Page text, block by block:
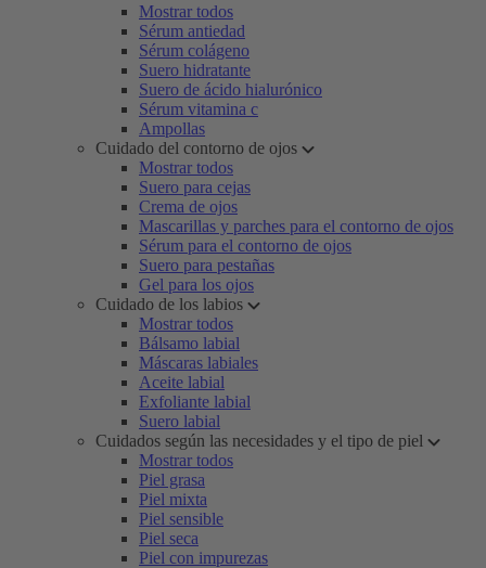
Mostrar todos
Sérum antiedad
Sérum colágeno
Suero hidratante
Suero de ácido hialurónico
Sérum vitamina c
Ampollas
Cuidado del contorno de ojos
Mostrar todos
Suero para cejas
Crema de ojos
Mascarillas y parches para el contorno de ojos
Sérum para el contorno de ojos
Suero para pestañas
Gel para los ojos
Cuidado de los labios
Mostrar todos
Bálsamo labial
Máscaras labiales
Aceite labial
Exfoliante labial
Suero labial
Cuidados según las necesidades y el tipo de piel
Mostrar todos
Piel grasa
Piel mixta
Piel sensible
Piel seca
Piel con impurezas